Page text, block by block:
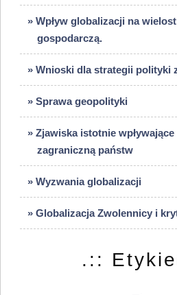
» Wpływ globalizacji na
gospodarczą.
» Wnioski dla strategii polityki
» Sprawa geopolityki
» Zjawiska istotnie
zagraniczną państw
» Wyzwania globalizacji
» Globalizacja Zwolennicy i
.::